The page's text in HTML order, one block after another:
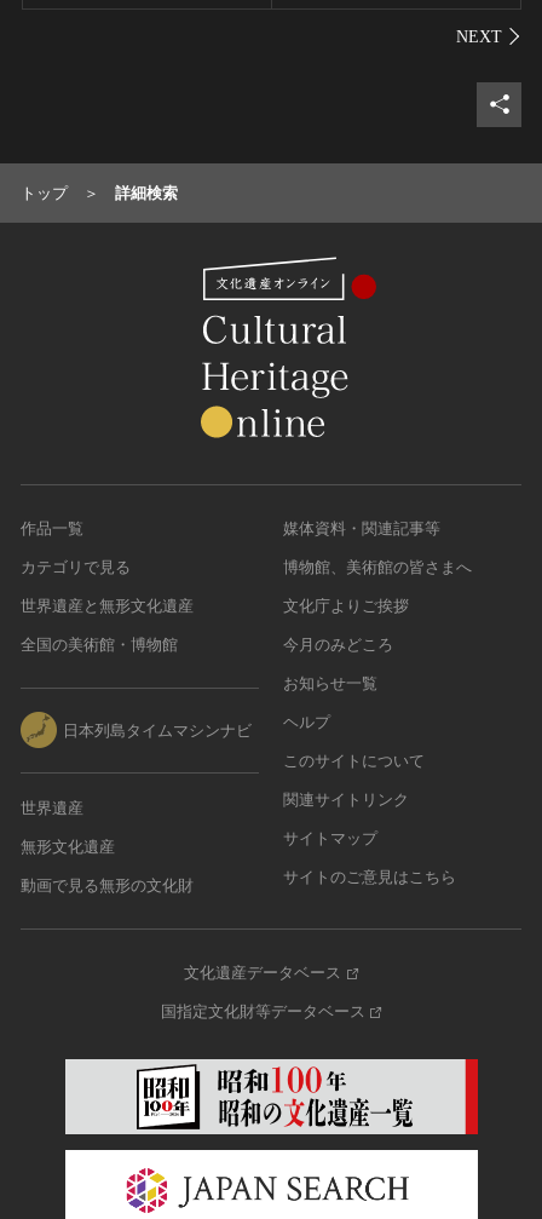
シェ
トップ 詳細検索
作品一覧
カテゴリで見る
世界遺産と無形文化遺産
全国の美術館・博物館
日本列島タイムマシンナビ
世界遺産
無形文化遺産
動画で見る無形の文化財
媒体資料・関連記事等
博物館、美術館の皆さまへ
文化庁よりご挨拶
今月のみどころ
お知らせ一覧
ヘルプ
このサイトについて
関連サイトリンク
サイトマップ
サイトのご意見はこちら
文化遺産データベース
国指定文化財等データベース